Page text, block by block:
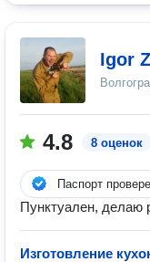
Igor
4.8 8 оценок
Паспорт
Пунктуален, делаю
Изготовление